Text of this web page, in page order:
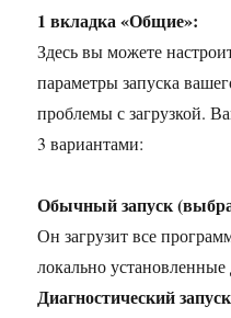
1 вкладка «Общие»:
Здесь вы можете
параметры запуска
проблемы с загрузкой.
3 вариантами:
Обычный запуск
Он загрузит все
локально
Диагностический